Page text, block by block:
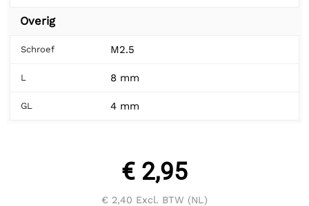
Overig
Schroef M2.5
L 8 mm
GL 4 mm
€ 2,95
€ 2,40 Excl. BTW (NL)